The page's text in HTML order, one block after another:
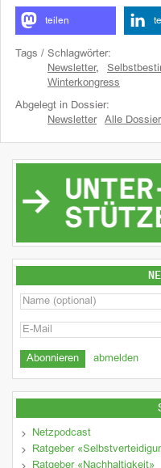
teilen
Tags / Schlagwörter:
Newsletter,
Winterkongress
Abgelegt in Dossier:
Newsletter
Alle
abmelden
Netzpodcast
Ratgeber
Ratgeber «Nachhaltigkeit»